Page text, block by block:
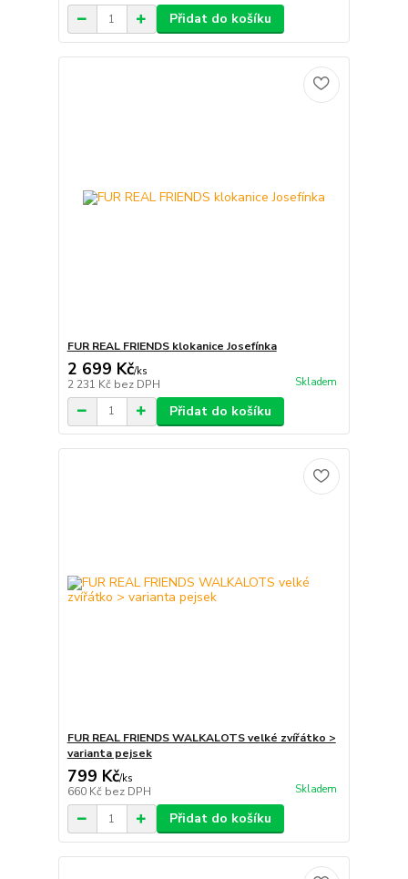
Přidat do košíku
FUR REAL FRIENDS klokanice Josefínka
2 699 Kč/ks
2 231 Kč bez DPH Skladem
Přidat do košíku
FUR REAL FRIENDS WALKALOTS velké zvířátko >
varianta pejsek
799 Kč/ks
660 Kč bez DPH Skladem
Přidat do košíku